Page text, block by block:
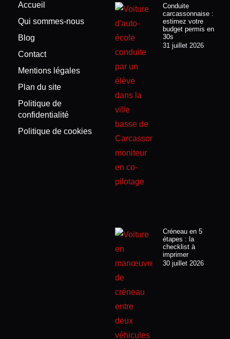
Accueil
Qui sommes-nous
Blog
Contact
Mentions légales
Plan du site
Politique de
confidentialité
Politique de cookies
Conduite
carcassonnaise :
estimez votre
budget permis en
30s
31 juillet 2026
Créneau en 5
étapes : la
checklist à
imprimer
30 juillet 2026